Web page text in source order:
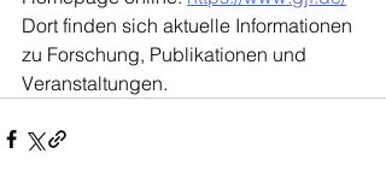
Dort finden sich aktuelle Informationen
zu Forschung, Publikationen und
Veranstaltungen.